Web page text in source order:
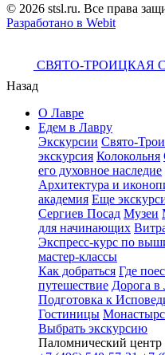
© 2026 stsl.ru. Все права
Разработано в Webit
СВЯТО-ТРОИЦКАЯ
Назад
О Лавре
Едем в Лавру
Экскурсии Свято-
экскурсия Колокольня
его духовное наследие
Архитектура и
академия Еще
Сергиев Посад Музеи
для начинающих
Экспресс-курс по
мастер-классы
Как добраться Где
путешествие Дорога в
Подготовка к
Гостиницы
Выбрать экскурсию
Паломнический центр